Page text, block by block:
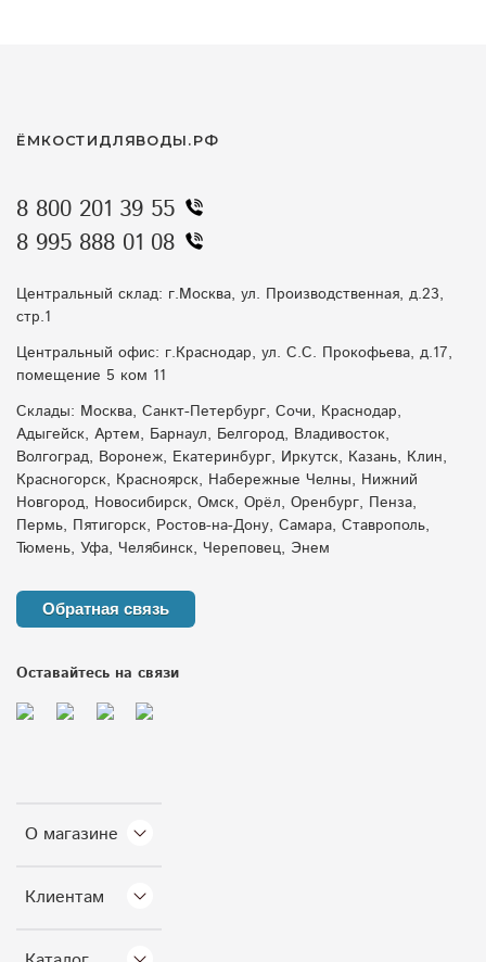
О магазине
Клиентам
ЁМКОСТИДЛЯВОДЫ.РФ
8 800 201 39 55
8 995 888 01 08
Центральный склад: г.Москва, ул. Производственная, д.23,
стр.1
Центральный офис: г.Краснодар, ул. С.С. Прокофьева, д.17,
помещение 5 ком 11
Склады: Москва, Санкт-Петербург, Сочи, Краснодар,
Адыгейск, Артем, Барнаул, Белгород, Владивосток,
Волгоград, Воронеж, Екатеринбург, Иркутск, Казань, Клин,
Красногорск, Красноярск, Набережные Челны, Нижний
Новгород, Новосибирск, Омск, Орёл, Оренбург, Пенза,
Пермь, Пятигорск, Ростов-на-Дону, Самара, Ставрополь,
Тюмень, Уфа, Челябинск, Череповец, Энем
Обратная связь
Оставайтесь на связи